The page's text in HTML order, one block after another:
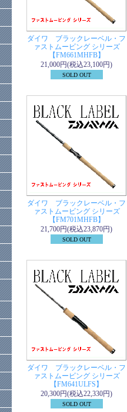
ダイワ ブラックレーベル・フ
ァストムービング シリーズ
【FM661MHFB】
21,000円(税込23,100円)
SOLD OUT
ダイワ ブラックレーベル・フ
ァストムービング シリーズ
【FM701MHFB】
21,700円(税込23,870円)
SOLD OUT
ダイワ ブラックレーベル・フ
ァストムービング シリーズ
【FM641ULFS】
20,300円(税込22,330円)
SOLD OUT